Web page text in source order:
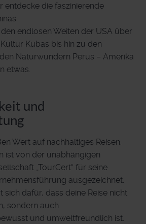
entdecke die faszinierende
endlosen Weiten der USA über
Kubas bis hin zu den
Naturwundern Perus – Amerika
etwas.
und
Wert auf nachhaltiges Reisen.
ist von der unabhängigen
„TourCert“ für seine
ausgezeichnet.
sich dafür, dass deine Reise nicht
sondern auch
und umweltfreundlich ist.